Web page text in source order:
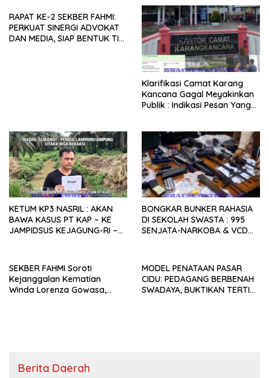
RAPAT KE-2 SEKBER FAHMI:
PERKUAT SINERGI ADVOKAT
DAN MEDIA, SIAP BENTUK TIM
Klarifikasi Camat Karang
Kancana Gagal Meyakinkan
Publik : Indikasi Pesan Yang
KETUM KP3 NASRIL : AKAN
BAWA KASUS PT KAP – KE
JAMPIDSUS KEJAGUNG-RI –
BONGKAR BUNKER RAHASIA
DI SEKOLAH SWASTA : 995
SENJATA-NARKOBA & VCD
SEKBER FAHMI Soroti
Kejanggalan Kematian
Winda Lorenza Gowasa,
MODEL PENATAAN PASAR
CIDU: PEDAGANG BERBENAH
SWADAYA, BUKTIKAN TERTIB
Berita Daerah